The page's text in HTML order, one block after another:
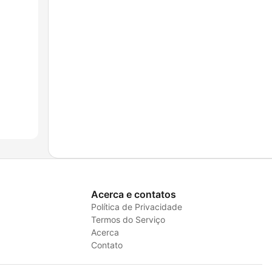
Acerca e contatos
Política de Privacidade
Termos do Serviço
Acerca
Contato